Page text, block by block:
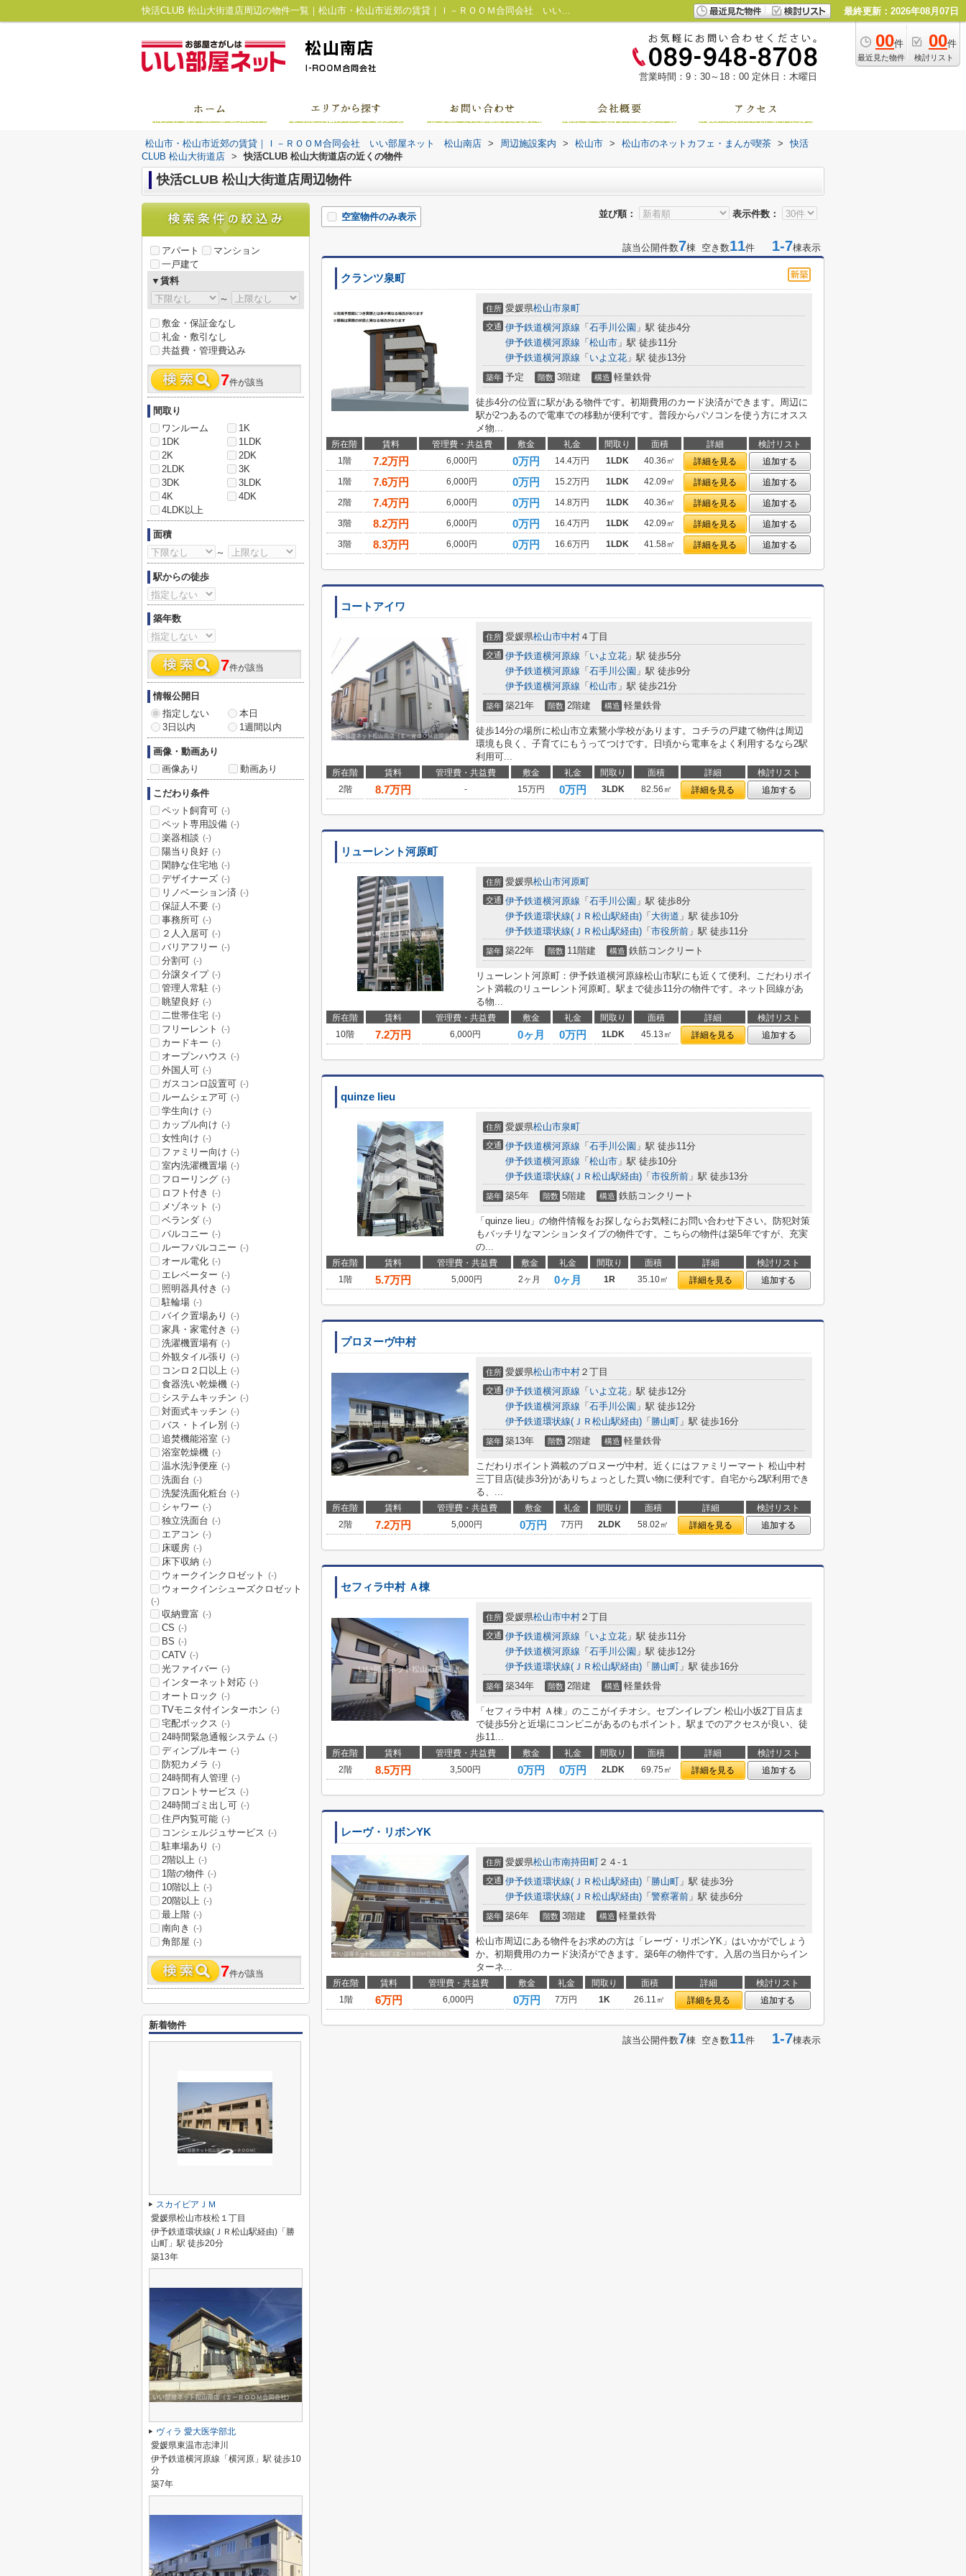
快活CLUB 松山大街道店周辺の物件一覧｜松山市・松山市近郊の賃貸｜Ｉ－ＲＯＯＭ合同会社 いい部屋ネット 松山南店 最終更新：2026年08月07日
00件
最近見た物件
00件
検討リスト
営業時間：9：30～18：00 定休日：木曜日
松山市・松山市近郊の賃貸｜Ｉ－ＲＯＯＭ合同会社 いい部屋ネット 松山南店 > 周辺施設案内 > 松山市 > 松山市のネットカフェ・まんが喫茶 >
快活
CLUB 松山大街道店 > 快活CLUB 松山大街道店の近くの物件
快活CLUB 松山大街道店周辺物件
並び順： 表示件数：
空室物件のみ表示
該当公開件数7棟 空き数11件 1-7棟表示
クランツ泉町
住所 愛媛県松山市泉町
交通 伊予鉄道横河原線 「 石手川公園 」駅 徒歩4分
伊予鉄道横河原線 「 松山市 」駅 徒歩11分
伊予鉄道横河原線 「 いよ立花 」駅 徒歩13分
築年 予定 階数 3階建 構造 軽量鉄骨
徒歩4分の位置に駅がある物件です。初期費用のカード決済ができます。周辺に
駅が2つあるので電車での移動が便利です。普段からパソコンを使う方にオスス
メ物...
所在階 賃料 管理費・共益費 敷金 礼金 間取り 面積 詳細
検討リスト
1階
7.2万円 6,000円 0万円 14.4万円 1LDK 40.36㎡ 詳細を見る
追加する
1階
7.6万円 6,000円 0万円 15.2万円 1LDK 42.09㎡ 詳細を見る
追加する
2階
7.4万円 6,000円 0万円 14.8万円 1LDK 40.36㎡ 詳細を見る
追加する
3階
8.2万円 6,000円 0万円 16.4万円 1LDK 42.09㎡ 詳細を見る
追加する
3階
8.3万円 6,000円 0万円 16.6万円 1LDK 41.58㎡ 詳細を見る 追加する
コートアイワ
住所 愛媛県松山市中村 ４丁目
交通 伊予鉄道横河原線 「 いよ立花 」駅 徒歩5分
伊予鉄道横河原線 「 石手川公園 」駅 徒歩9分
伊予鉄道横河原線 「 松山市 」駅 徒歩21分
築年 築21年 階数 2階建 構造 軽量鉄骨
徒歩14分の場所に松山市立素鵞小学校があります。コチラの戸建て物件は周辺
環境も良く、子育てにもうってつけです。日頃から電車をよく利用するなら2駅
利用可...
所在階 賃料 管理費・共益費 敷金 礼金 間取り 面積 詳細
検討リスト
2階
8.7万円 - 15万円 0万円 3LDK 82.56㎡ 詳細を見る 追加する
リューレント河原町
住所 愛媛県松山市河原町
交通 伊予鉄道横河原線 「 石手川公園 」駅 徒歩8分
伊予鉄道環状線(ＪＲ松山駅経由) 「 大街道 」駅 徒歩10分
伊予鉄道環状線(ＪＲ松山駅経由) 「 市役所前 」駅 徒歩11分
築年 築22年 階数 11階建 構造 鉄筋コンクリート
リューレント河原町：伊予鉄道横河原線松山市駅にも近くて便利。こだわりポイ
ント満載のリューレント河原町。駅まで徒歩11分の物件です。ネット回線があ
る物...
所在階 賃料 管理費・共益費 敷金 礼金 間取り 面積 詳細
検討リスト
10階
7.2万円 6,000円 0ヶ月 0万円 1LDK 45.13㎡ 詳細を見る 追加する
quinze lieu
住所 愛媛県松山市泉町
交通 伊予鉄道横河原線 「 石手川公園 」駅 徒歩11分
伊予鉄道横河原線 「 松山市 」駅 徒歩10分
伊予鉄道環状線(ＪＲ松山駅経由) 「 市役所前 」駅 徒歩13分
築年 築5年 階数 5階建 構造 鉄筋コンクリート
「quinze lieu」の物件情報をお探しならお気軽にお問い合わせ下さい。防犯対策
もバッチリなマンションタイプの物件です。こちらの物件は築5年ですが、充実
の...
所在階 賃料 管理費・共益費 敷金 礼金 間取り 面積 詳細
検討リスト
1階
5.7万円 5,000円 2ヶ月 0ヶ月 1R 35.10㎡ 詳細を見る 追加する
プロヌーヴ中村
住所 愛媛県松山市中村 ２丁目
交通 伊予鉄道横河原線 「 いよ立花 」駅 徒歩12分
伊予鉄道横河原線 「 石手川公園 」駅 徒歩12分
伊予鉄道環状線(ＪＲ松山駅経由) 「 勝山町 」駅 徒歩16分
築年 築13年 階数 2階建 構造 軽量鉄骨
こだわりポイント満載のプロヌーヴ中村。近くにはファミリーマート 松山中村
三丁目店(徒歩3分)がありちょっとした買い物に便利です。自宅から2駅利用でき
る、...
所在階 賃料 管理費・共益費 敷金 礼金 間取り 面積 詳細
検討リスト
2階
7.2万円 5,000円 0万円 7万円 2LDK 58.02㎡ 詳細を見る 追加する
セフィラ中村 Ａ棟
住所 愛媛県松山市中村 ２丁目
交通 伊予鉄道横河原線 「 いよ立花 」駅 徒歩11分
伊予鉄道横河原線 「 石手川公園 」駅 徒歩12分
伊予鉄道環状線(ＪＲ松山駅経由) 「 勝山町 」駅 徒歩16分
築年 築34年 階数 2階建 構造 軽量鉄骨
「セフィラ中村 Ａ棟」のここがイチオシ。セブンイレブン 松山小坂2丁目店ま
で徒歩5分と近場にコンビニがあるのもポイント。駅までのアクセスが良い、徒
歩11...
所在階 賃料 管理費・共益費 敷金 礼金 間取り 面積 詳細
検討リスト
2階
8.5万円 3,500円 0万円 0万円 2LDK 69.75㎡ 詳細を見る 追加する
レーヴ・リボンYK
住所 愛媛県松山市南持田町 ２４-１
交通 伊予鉄道環状線(ＪＲ松山駅経由) 「 勝山町 」駅 徒歩3分
伊予鉄道環状線(ＪＲ松山駅経由) 「 警察署前 」駅 徒歩6分
築年 築6年 階数 3階建 構造 軽量鉄骨
松山市周辺にある物件をお求めの方は「レーヴ・リボンYK」はいかがでしょう
か。初期費用のカード決済ができます。築6年の物件です。入居の当日からイン
ターネ...
所在階 賃料 管理費・共益費 敷金 礼金 間取り 面積 詳細
検討リスト
1階
6万円 6,000円 0万円 7万円 1K 26.11㎡ 詳細を見る 追加する
該当公開件数7棟 空き数11件 1-7棟表示
アパート
マンション
一戸建て
▼賃料
～
敷金・保証金なし
礼金・敷引なし
共益費・管理費込み
7件が該当
間取り
ワンルーム
1K
1DK
1LDK
2K
2DK
2LDK
3K
3DK
3LDK
4K
4DK
4LDK以上
面積
～
駅からの徒歩
築年数
7件が該当
情報公開日
指定しない
本日
3日以内
1週間以内
画像・動画あり
画像あり
動画あり
こだわり条件
ペット飼育可 (-)
ペット専用設備 (-)
楽器相談 (-)
陽当り良好 (-)
閑静な住宅地 (-)
デザイナーズ (-)
リノベーション済 (-)
保証人不要 (-)
事務所可 (-)
２人入居可 (-)
バリアフリー (-)
分割可 (-)
分譲タイプ (-)
管理人常駐 (-)
眺望良好 (-)
二世帯住宅 (-)
フリーレント (-)
カードキー (-)
オープンハウス (-)
外国人可 (-)
ガスコンロ設置可 (-)
ルームシェア可 (-)
学生向け (-)
カップル向け (-)
女性向け (-)
ファミリー向け (-)
室内洗濯機置場 (-)
フローリング (-)
ロフト付き (-)
メゾネット (-)
ベランダ (-)
バルコニー (-)
ルーフバルコニー (-)
オール電化 (-)
エレベーター (-)
照明器具付き (-)
駐輪場 (-)
バイク置場あり (-)
家具・家電付き (-)
洗濯機置場有 (-)
外観タイル張り (-)
コンロ２口以上 (-)
食器洗い乾燥機 (-)
システムキッチン (-)
対面式キッチン (-)
バス・トイレ別 (-)
追焚機能浴室 (-)
浴室乾燥機 (-)
温水洗浄便座 (-)
洗面台 (-)
洗髪洗面化粧台 (-)
シャワー (-)
独立洗面台 (-)
エアコン (-)
床暖房 (-)
床下収納 (-)
ウォークインクロゼット (-)
ウォークインシューズクロゼット
(-)
収納豊富 (-)
CS (-)
BS (-)
CATV (-)
光ファイバー (-)
インターネット対応 (-)
オートロック (-)
TVモニタ付インターホン (-)
宅配ボックス (-)
24時間緊急通報システム (-)
ディンプルキー (-)
防犯カメラ (-)
24時間有人管理 (-)
フロントサービス (-)
24時間ゴミ出し可 (-)
住戸内覧可能 (-)
コンシェルジュサービス (-)
駐車場あり (-)
2階以上 (-)
1階の物件 (-)
10階以上 (-)
20階以上 (-)
最上階 (-)
南向き (-)
角部屋 (-)
7件が該当
新着物件
スカイピアＪＭ
愛媛県松山市枝松１丁目
伊予鉄道環状線(ＪＲ松山駅経由)「勝
山町」駅 徒歩20分
築13年
ヴィラ 愛大医学部北
愛媛県東温市志津川
伊予鉄道横河原線「横河原」駅 徒歩10
分
築7年